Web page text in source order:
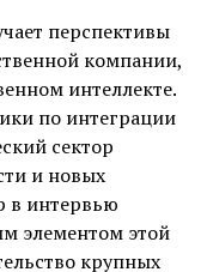
перспективы
компании,
интеллекте.
по интеграции
сектор
и новых
в интервью
элементом этой
крупных